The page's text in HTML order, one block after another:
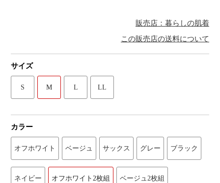
販売店：暮らしの肌着
この販売店の送料について
サイズ
S M L LL
カラー
オフホワイト ベージュ サックス グレー ブラック
ネイビー オフホワイト2枚組 ベージュ2枚組